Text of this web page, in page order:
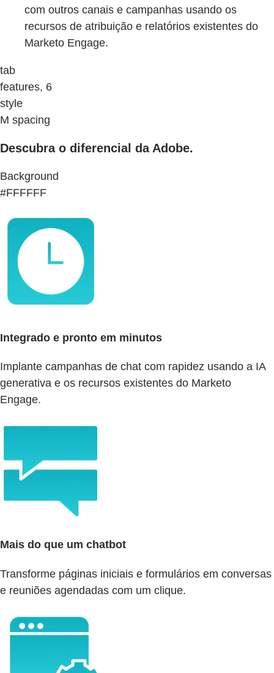
com outros canais e campanhas usando os
recursos de atribuição e relatórios existentes do
Marketo Engage.
tab
features, 6
style
M spacing
Descubra o diferencial da Adobe.
Background
#FFFFFF
Integrado e pronto em minutos
Implante campanhas de chat com rapidez usando a IA
generativa e os recursos existentes do Marketo
Engage.
Mais do que um chatbot
Transforme páginas iniciais e formulários em conversas
e reuniões agendadas com um clique.